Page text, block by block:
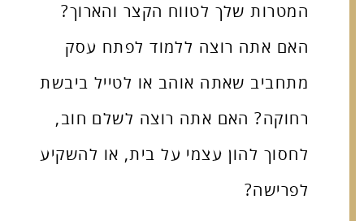
המטרות שלך לטווח הקצר והארוך?
האם אתה רוצה ללמוד לפתח עסק
מתחביב שאתה אוהב או לטייל ביבשת
רחוקה? האם אתה רוצה לשלם חוב,
לחסוך להון עצמי על בית, או להשקיע
לפרישה?